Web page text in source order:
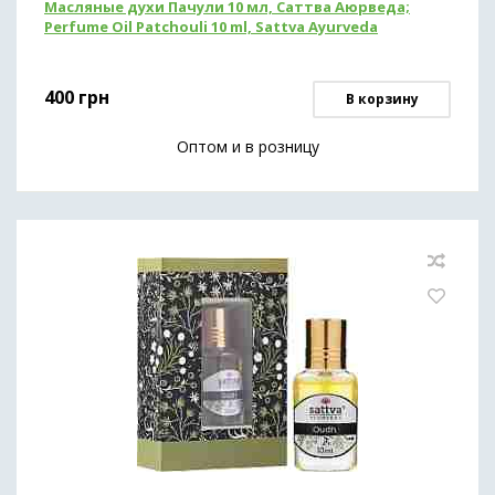
Масляные духи Пачули 10 мл, Саттва Аюрведа;
Perfume Oil Patchouli 10 ml, Sattva Ayurveda
400 грн В корзину
Оптом и в розницу